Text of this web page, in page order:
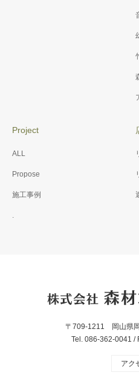
Project
ALL
Propose
施工事例
.
〒709-1211 岡山県
Tel. 086-362-0041 /
アク